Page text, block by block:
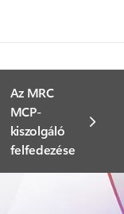
Az MRC
MCP-
kiszolgáló
felfedezése